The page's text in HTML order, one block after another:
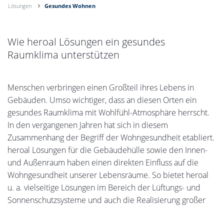
Lösungen Gesundes Wohnen
Wie heroal Lösungen ein gesundes
Raumklima unterstützen
Menschen verbringen einen Großteil ihres Lebens in
Gebäuden. Umso wichtiger, dass an diesen Orten ein
gesundes Raumklima mit Wohlfühl-Atmosphäre herrscht.
In den vergangenen Jahren hat sich in diesem
Zusammenhang der Begriff der Wohngesundheit etabliert.
heroal Lösungen für die Gebäudehülle sowie den Innen-
und Außenraum haben einen direkten Einfluss auf die
Wohngesundheit unserer Lebensräume. So bietet heroal
u. a. vielseitige Lösungen im Bereich der Lüftungs- und
Sonnenschutzsysteme und auch die Realisierung großer